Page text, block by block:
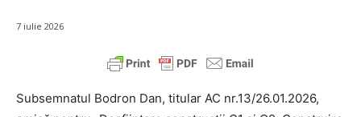
7 iulie 2026
Subsemnatul Bodron Dan, titular AC nr.13/26.01.2026,